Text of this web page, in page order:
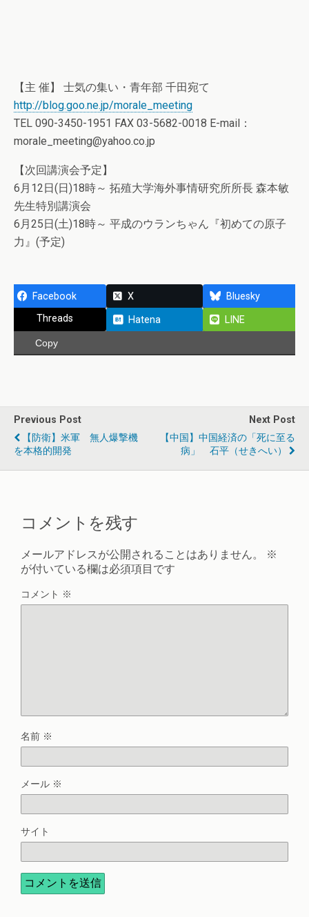
【主 催】 士気の集い・青年部 千田宛て
http://blog.goo.ne.jp/morale_meeting
TEL 090-3450-1951 FAX 03-5682-0018 E-mail：
morale_meeting@yahoo.co.jp
【次回講演会予定】
6月12日(日)18時～ 拓殖大学海外事情研究所所長 森本敏
先生特別講演会
6月25日(土)18時～ 平成のウランちゃん『初めての原子
力』(予定)
Facebook X
Bluesky
Threads
Hatena LINE
Copy
Previous Post
【防衛】米軍 無人爆撃機
を本格的開発
Next Post
【中国】中国経済の「死に至る
病」 石平（せきへい）
コメントを残す
メールアドレスが公開されることはありません。
※
が付いている欄は必須項目です
コメント ※
名前 ※
メール ※
サイト